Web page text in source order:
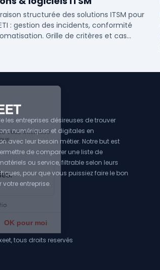
structurée des solutions ITSM pour
: gestion des incidents, conformité
Grille de critères et cas
taille d'entreprise.
les entreprises désireuses de trouver
numériques et digitales en
avec leur besoin métier. Notre but est
de comparer une liste de
ou service, filtrable selon leurs
pour que vous puissiez faire le bon
votre entreprise.
tous droits reservés